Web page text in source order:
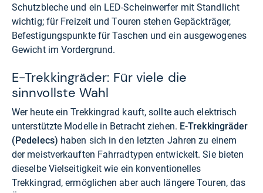
Schutzbleche und ein LED-Scheinwerfer mit Standlicht
wichtig; für Freizeit und Touren stehen Gepäckträger,
Befestigungspunkte für Taschen und ein ausgewogenes
Gewicht im Vordergrund.
E-Trekkingräder: Für viele die
sinnvollste Wahl
Wer heute ein Trekkingrad kauft, sollte auch elektrisch
unterstützte Modelle in Betracht ziehen. E-Trekkingräder
(Pedelecs) haben sich in den letzten Jahren zu einem
der meistverkauften Fahrradtypen entwickelt. Sie bieten
dieselbe Vielseitigkeit wie ein konventionelles
Trekkingrad, ermöglichen aber auch längere Touren, das